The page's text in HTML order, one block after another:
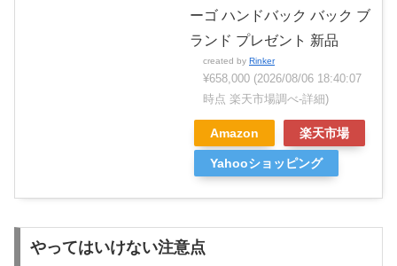
ーゴ ハンドバック バック ブ
ランド プレゼント 新品
created by Rinker
¥658,000 (2026/08/06 18:40:07
時点 楽天市場調べ-詳細)
Amazon 楽天市場
Yahooショッピング
やってはいけない注意点